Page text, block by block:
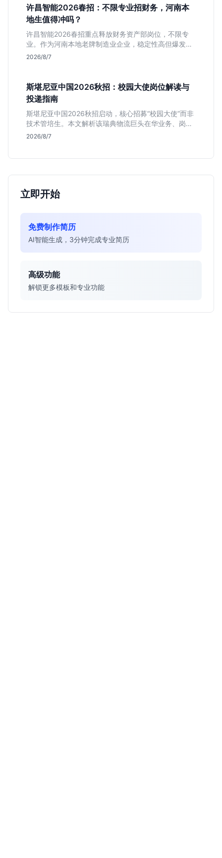
许昌智能2026春招：不限专业招财务，河南本
地生值得冲吗？
许昌智能2026春招重点释放财务资产部岗位，不限专
业。作为河南本地老牌制造业企业，稳定性高但爆发涨
薪机会少。适合想在本地积累工业场景经验的应届生。
2026/8/7
斯堪尼亚中国2026秋招：校园大使岗位解读与
投递指南
斯堪尼亚中国2026秋招启动，核心招募“校园大使”而非
技术管培生。本文解析该瑞典物流巨头在华业务、岗位
真实职责及不限专业背后的竞争逻辑，助你判断是否值
2026/8/7
立即开始
免费制作简历
AI智能生成，3分钟完成专业简历
高级功能
解锁更多模板和专业功能